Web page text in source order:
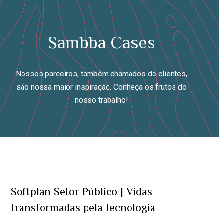
Skip
content
Sambba Cases
Nossos parceiros, também chamados de clientes,
são nossa maior inspiração. Conheça os frutos do
nosso trabalho!
Softplan Setor Público | Vidas
transformadas pela tecnologia